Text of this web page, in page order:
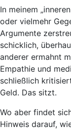
In meinem
oder vielmehr
Argumente
schicklich,
anderer ermahnt
Empathie und
schließlich
Geld. Das sitzt.
Wo aber findet
Hinweis darauf,